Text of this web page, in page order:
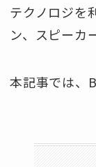
テクノロジを
ン、スピーカ
本記事では、